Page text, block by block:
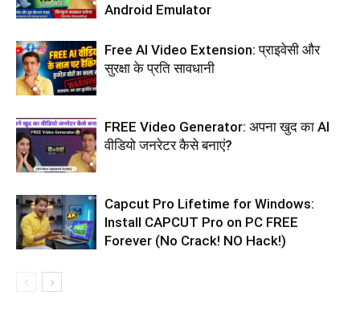
Android Emulator
Free AI Video Extension: प्राइवेसी और
सुरक्षा के प्रति सावधानी
FREE Video Generator: अपना खुद का AI
वीडियो जनरेटर कैसे बनाएं?
Capcut Pro Lifetime for Windows:
Install CAPCUT Pro on PC FREE
Forever (No Crack! NO Hack!)